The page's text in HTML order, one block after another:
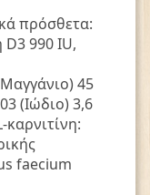
πρόσθετα:
D3 990 IU,
45
(Iώδιο) 3,6
faecium